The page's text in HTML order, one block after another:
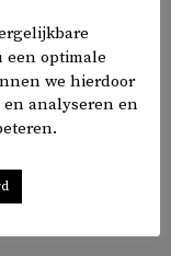
om te
een optimale
we hierdoor
analyseren en